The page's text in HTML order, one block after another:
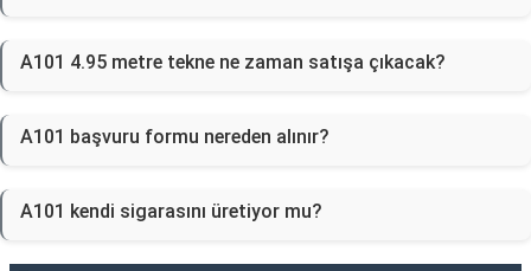
A101 4.95 metre tekne ne zaman satışa çıkacak?
A101 başvuru formu nereden alınır?
A101 kendi sigarasını üretiyor mu?